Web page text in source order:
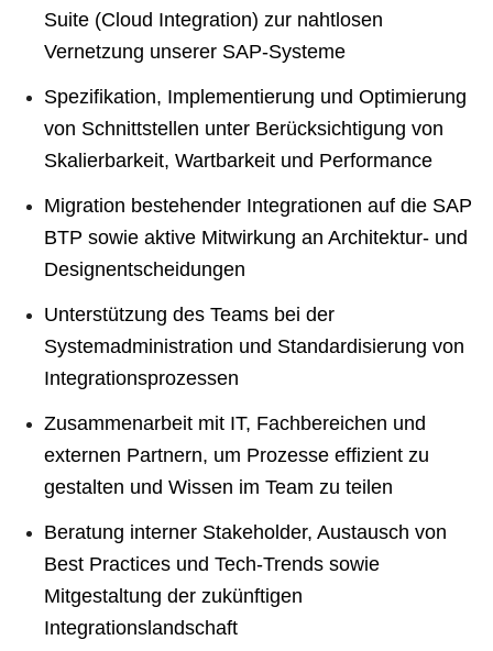
Suite (Cloud Integration) zur nahtlosen
Vernetzung unserer SAP-Systeme
Spezifikation, Implementierung und Optimierung
von Schnittstellen unter Berücksichtigung von
Skalierbarkeit, Wartbarkeit und Performance
Migration bestehender Integrationen auf die SAP
BTP sowie aktive Mitwirkung an Architektur- und
Designentscheidungen
Unterstützung des Teams bei der
Systemadministration und Standardisierung von
Integrationsprozessen
Zusammenarbeit mit IT, Fachbereichen und
externen Partnern, um Prozesse effizient zu
gestalten und Wissen im Team zu teilen
Beratung interner Stakeholder, Austausch von
Best Practices und Tech-Trends sowie
Mitgestaltung der zukünftigen
Integrationslandschaft